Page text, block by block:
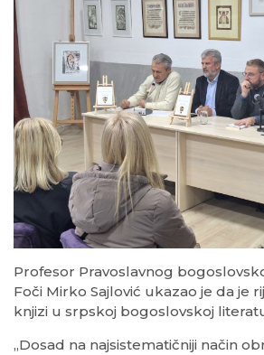
Profesor Pravoslavnog
Foči Mirko Sajlović ukazao je da je
knjizi u srpskoj bogoslovskoj
„Dosad na najsistematičniji način